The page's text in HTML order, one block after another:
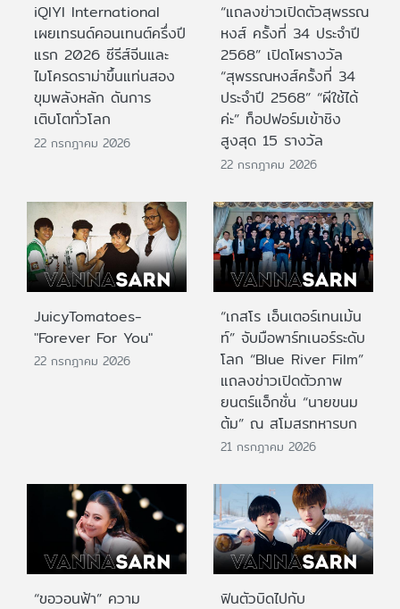
iQIYI International
เผยเทรนด์คอนเทนต์ครึ่งปี
แรก 2026 ซีรีส์จีนและ
ไมโครดราม่าขึ้นแท่นสอง
ขุมพลังหลัก ดันการ
เติบโตทั่วโลก
22 กรกฎาคม 2026
“แถลงข่าวเปิดตัวสุพรรณ
หงส์ ครั้งที่ 34 ประจำปี
2568” เปิดโผรางวัล
“สุพรรณหงส์ครั้งที่ 34
ประจำปี 2568” “ผีใช้ได้
ค่ะ” ท็อปฟอร์มเข้าชิง
สูงสุด 15 รางวัล
22 กรกฎาคม 2026
JuicyTomatoes-
"Forever For You"
22 กรกฎาคม 2026
“เกสโร เอ็นเตอร์เทนเม้น
ท์” จับมือพาร์ทเนอร์ระดับ
โลก “Blue River Film”
แถลงข่าวเปิดตัวภาพ
ยนตร์แอ็กชั่น “นายขนม
ต้ม” ณ สโมสรทหารบก
21 กรกฎาคม 2026
“ขอวอนฟ้า” ความ ฟินตัวบิดไปกับ